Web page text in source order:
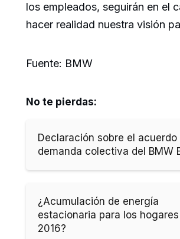
los empleados, seguirán en el
hacer realidad nuestra visión
Fuente: BMW
No te pierdas:
Declaración sobre el acuerdo
demanda colectiva del BMW
¿Acumulación de energía
estacionaria para los
2016?